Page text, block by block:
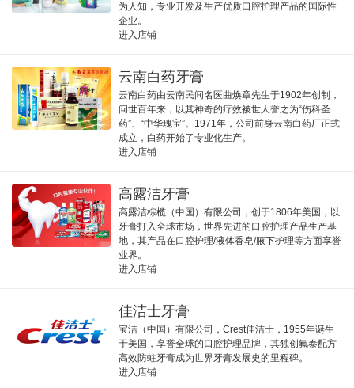
为人知，专业开发及生产优质口腔护理产品的国际性
企业。
进入店铺
云南白药牙膏
云南白药由云南民间名医曲焕章先生于1902年创制，
问世百年来，以其神奇的疗效被世人誉之为“伤科圣
药”、“中华瑰宝”。1971年，公司前身云南白药厂正式
成立，白药开始了专业化生产。
进入店铺
高露洁牙膏
高露洁棕榄（中国）有限公司，创于1806年美国，以
牙膏打入全球市场，世界先进的口腔护理产品生产基
地，其产品在口腔护理/液体香皂/腋下护理等方面享誉
业界。
进入店铺
佳洁士牙膏
宝洁（中国）有限公司，Crest佳洁士，1955年诞生
于美国，享誉全球的口腔护理品牌，其独创氟泰配方
高效防蛀牙膏成为世界牙膏发展史的里程碑。
进入店铺